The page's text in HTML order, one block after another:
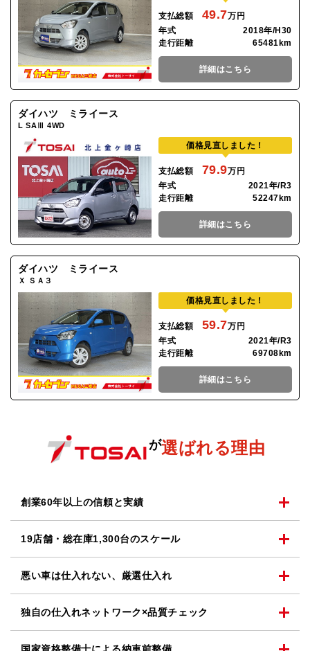
支払総額 49.7万円
年式
2018年/H30
走行距離
65481km
詳細はこちら
ダイハツ ミライース
L SAⅢ 4WD
価格見直しました！
支払総額 79.9万円
年式
2021年/R3
走行距離
52247km
詳細はこちら
ダイハツ ミライース
Ｘ ＳＡ３
価格見直しました！
支払総額 59.7万円
年式
2021年/R3
走行距離
69708km
詳細はこちら
が選ばれる理由
創業60年以上の信頼と実績
19店舗・総在庫1,300台のスケール
悪い車は仕入れない、 厳選仕入れ
独自の仕入れネットワーク×品質チェック